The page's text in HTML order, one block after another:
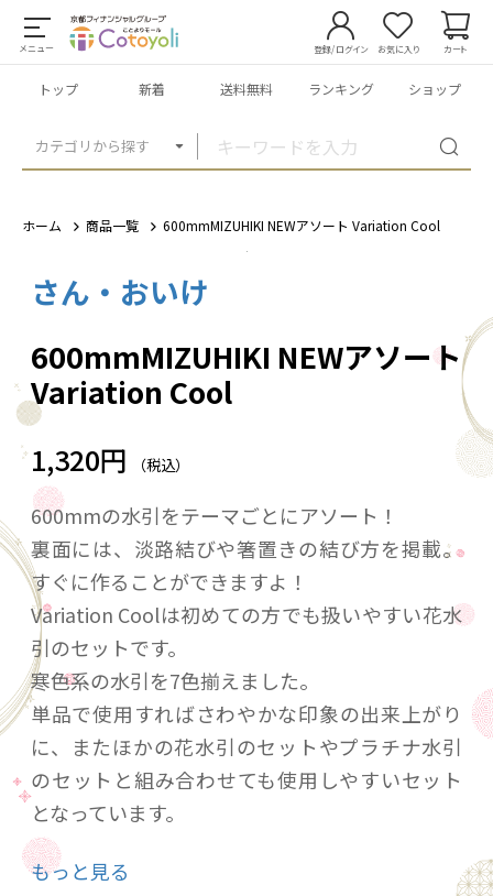
メニュー
カテゴリから探す
登録/ログイン お気に入り カート
トップ 新着 送料無料 ランキング ショップ
ホーム 商品一覧 600mmMIZUHIKI NEWアソート Variation Cool
さん・おいけ
600mmMIZUHIKI NEWアソート
Variation Cool
1,320円 （税込）
600mmの水引をテーマごとにアソート！
裏面には、淡路結びや箸置きの結び方を掲載。
すぐに作ることができますよ！
Variation Coolは初めての方でも扱いやすい花水
引のセットです。
寒色系の水引を7色揃えました。
単品で使用すればさわやかな印象の出来上がり
に、またほかの花水引のセットやプラチナ水引
のセットと組み合わせても使用しやすいセット
となっています。
color:
HM97 瑠璃色
もっと見る